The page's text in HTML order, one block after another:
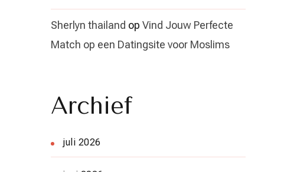
Sherlyn thailand op Vind Jouw Perfecte
Match op een Datingsite voor Moslims
Archief
juli 2026